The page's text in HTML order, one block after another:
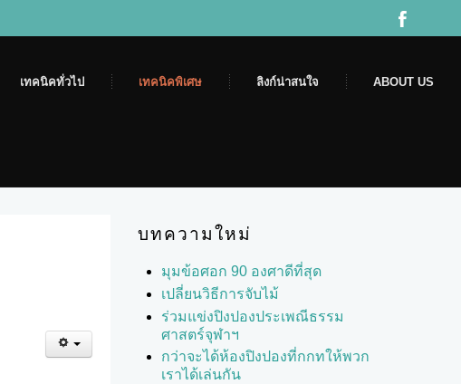
เทคนิคทั่วไป เทคนิคพิเศษ ลิงก์น่าสนใจ ABOUT US
บทความใหม่
มุมข้อศอก 90 องศาดีที่สุด
เปลี่ยนวิธีการจับไม้
ร่วมแข่งปิงปองประเพณีธรรม
ศาสตร์จุฬาฯ
กว่าจะได้ห้องปิงปองที่กกทให้พวก
เราได้เล่นกัน